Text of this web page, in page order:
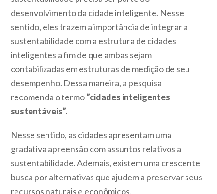
desenvolvimento da cidade inteligente. Nesse
sentido, eles trazem a importância de integrar a
sustentabilidade com a estrutura de cidades
inteligentes a fim de que ambas sejam
contabilizadas em estruturas de medição de seu
desempenho. Dessa maneira, a pesquisa
recomenda o termo”cidades inteligentes
sustentáveis”.
Nesse sentido, as cidades apresentam uma
gradativa apreensão com assuntos relativos a
sustentabilidade. Ademais, existem uma crescente
busca por alternativas que ajudem a preservar seus
recursos naturais e econômicos.